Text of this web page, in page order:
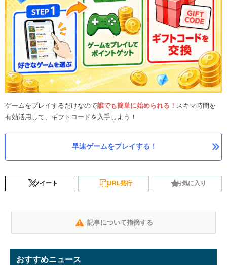
ゲームをプレイするだけなので誰でも簡単に始められる！ スキマ時間を
有効活用して、ギフトコードを入手しよう！
早速ゲームをプレイする！
ツイート URL発行 お気に入り
記事について指摘する
おすすめニュース